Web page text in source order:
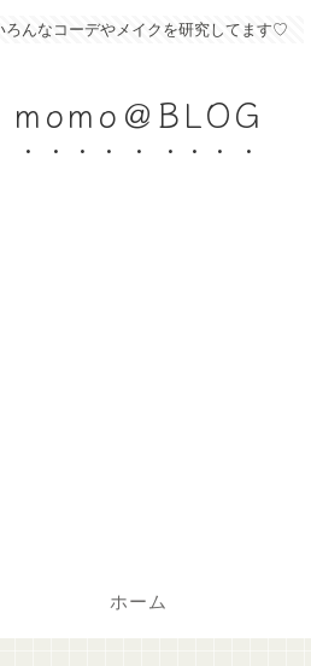
ろんなコーデやメイクを研究してます♡
momo＠BLOG
ホーム